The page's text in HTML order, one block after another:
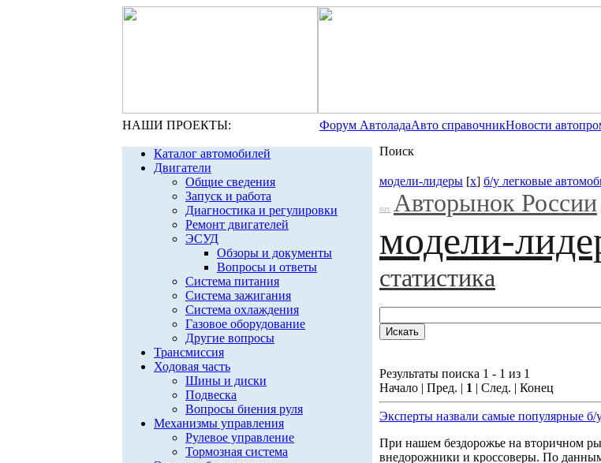
НАШИ ПРОЕКТЫ: Форум АвтоладаАвто справочникНовости
Каталог автомобилей
Двигатели
Общие сведения
Запуск и работа
Диагностика и регулировки
Ремонт двигателей
ЭСУД
Обзоры и документы
Вопросы и ответы
Система питания
Система зажигания
Система охлаждения
Газовое оборудование
Другие вопросы
Трансмиссия
Ходовая часть
Шины и диски
Подвеска
Вопросы биения руля
Механизмы управления
Рулевое управление
Тормозная система
Поиск
модели-лидеры [x] б/у легковые
suv Авторынок России
модели-
статистика
Результаты поиска 1 - 1 из 1
Начало | Пред. | 1 | След. | Конец
Эксперты назвали самые популярные
При нашем бездорожье на вторичном
внедорожники и кроссоверы. По данным